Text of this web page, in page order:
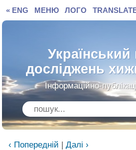
« ENG МЕНЮ ЛОГО
Український
досліджень
Інформаційно-
‹ Попередній | Далі ›